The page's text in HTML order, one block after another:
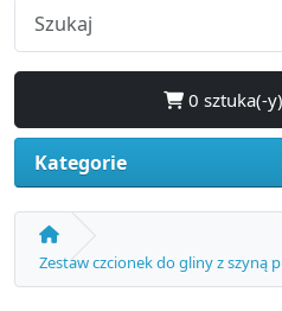
0 sztuka(-
Kategorie
Zestaw czcionek do gliny z szyną